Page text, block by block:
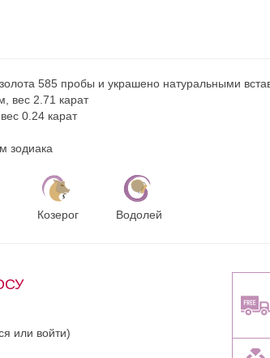
585 пробы и украшено натуральными
вес 2.71 карат
0.24 карат
зодиака
Козерог Водолей
или войти)